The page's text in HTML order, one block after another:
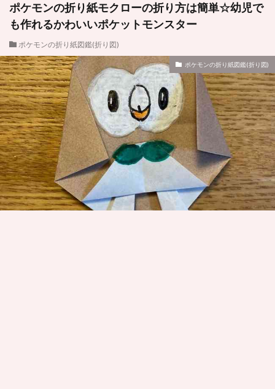
ポケモンの折り紙モクローの折り方は簡単☆幼児で
も作れるかわいいポケットモンスター
ポケモンの折り紙図鑑(折り図)
ポケモンの折り紙図鑑(折り図)